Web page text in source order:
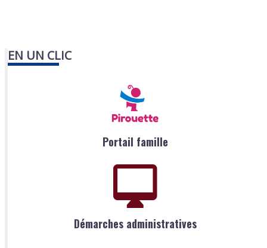
EN UN CLIC
Portail famille
Démarches administratives